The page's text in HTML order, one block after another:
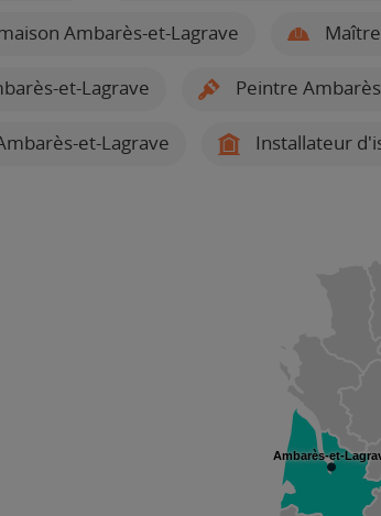
Ambarès-et-Lagrave
et-Lagrave Peintre
et-Lagrave Installateur
Ambarès-et-